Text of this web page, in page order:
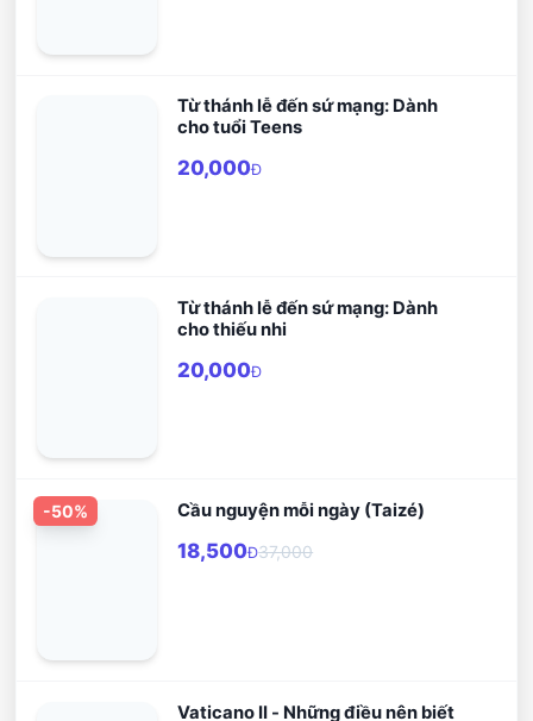
Từ thánh lễ đến sứ mạng: Dành
cho tuổi Teens
20,000Đ
Từ thánh lễ đến sứ mạng: Dành
cho thiếu nhi
20,000Đ
-50% Cầu nguyện mỗi ngày (Taizé)
18,500Đ37,000
Vaticano II - Những điều nên biết